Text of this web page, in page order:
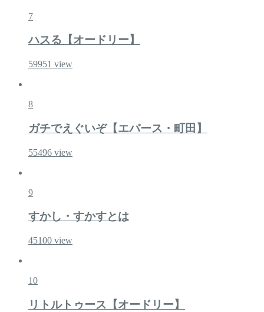
7
ハスる【オードリー】
59951 view
8
ガチでえぐいぞ【エバース・町田】
55496 view
9
すかし・すかすとは
45100 view
10
リトルトゥース【オードリー】